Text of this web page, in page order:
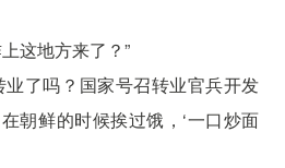
这地方来了？”
业了吗？国家号召转业官兵开发
朝鲜的时候挨过饿，‘一口炒面